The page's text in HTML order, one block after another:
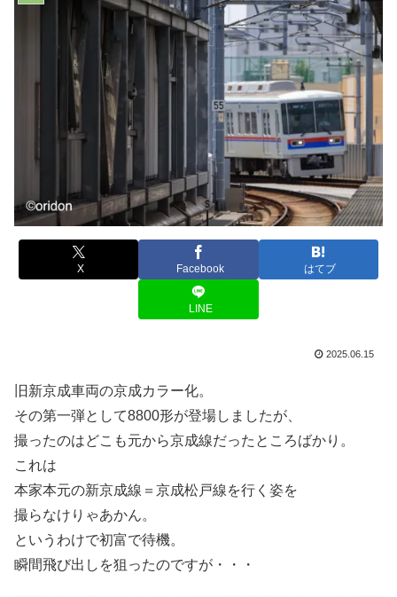
X Facebook はてブ
LINE
2025.06.15
旧新京成車両の京成カラー化。
その第一弾として8800形が登場しましたが、
撮ったのはどこも元から京成線だったところばかり。
これは
本家本元の新京成線＝京成松戸線を行く姿を
撮らなけりゃあかん。
というわけで初富で待機。
瞬間飛び出しを狙ったのですが・・・